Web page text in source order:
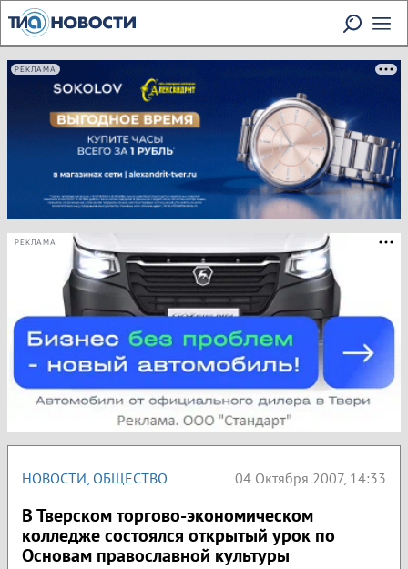
РЕКЛАМА
РЕКЛАМА
НОВОСТИ, ОБЩЕСТВО 04 Октября 2007, 14:33
В Тверском торгово-экономическом
колледже состоялся открытый урок по
Основам православной культуры